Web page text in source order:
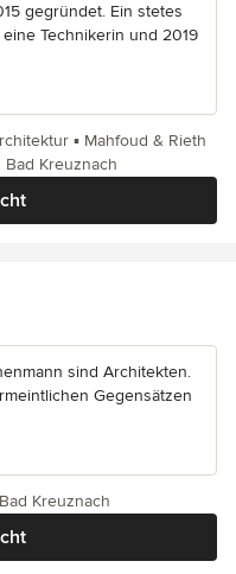
gegründet. Ein stetes
Technikerin und 2019
▪ Mahfoud & Rieth
Bad Kreuznach
sind Architekten.
Gegensätzen
Kreuznach